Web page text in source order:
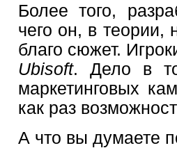
Более того,
чего он, в теории,
благо сюжет.
Ubisoft. Дело в
маркетинговых
как раз
А что вы думаете